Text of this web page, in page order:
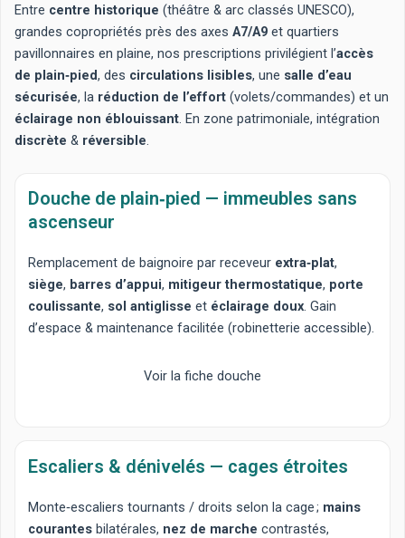
Entre centre historique (théâtre & arc classés UNESCO),
grandes copropriétés près des axes A7/A9et quartiers
pavillonnaires en plaine, nos prescriptions privilégient l’accès
de plain‑pied, des circulations lisibles, une salle d’eau
sécurisée, la réduction de l’effort(volets/commandes) et un
éclairage non éblouissant. En zone patrimoniale, intégration
discrète & réversible.
Douche de plain‑pied — immeubles sans
ascenseur
Remplacement de baignoire par receveur extra‑plat,
siège, barres d’appui, mitigeur thermostatique, porte
coulissante, sol antiglisse et éclairage doux. Gain
d’espace & maintenance facilitée (robinetterie accessible).
Voir la fiche douche
Escaliers & dénivelés — cages étroites
Monte‑escaliers tournants /droits selon la cage ; mains
courantes bilatérales, nez de marche contrastés,